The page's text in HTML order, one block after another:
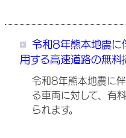
令和8年熊本地震に
用する高速道路の無料
令和8年熊本地震に
る車両に対して、有
られます。